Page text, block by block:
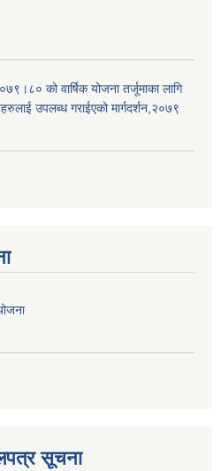
को वार्षिक योजना तर्जूमाका लागि
उपलब्ध गराईएको मार्गदर्शन,२०७९
सूचना